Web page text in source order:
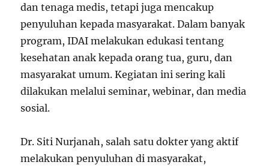
dan tenaga medis, tetapi juga mencakup
penyuluhan kepada masyarakat. Dalam banyak
program, IDAI melakukan edukasi tentang
kesehatan anak kepada orang tua, guru, dan
masyarakat umum. Kegiatan ini sering kali
dilakukan melalui seminar, webinar, dan media
sosial.
Dr. Siti Nurjanah, salah satu dokter yang aktif
melakukan penyuluhan di masyarakat,